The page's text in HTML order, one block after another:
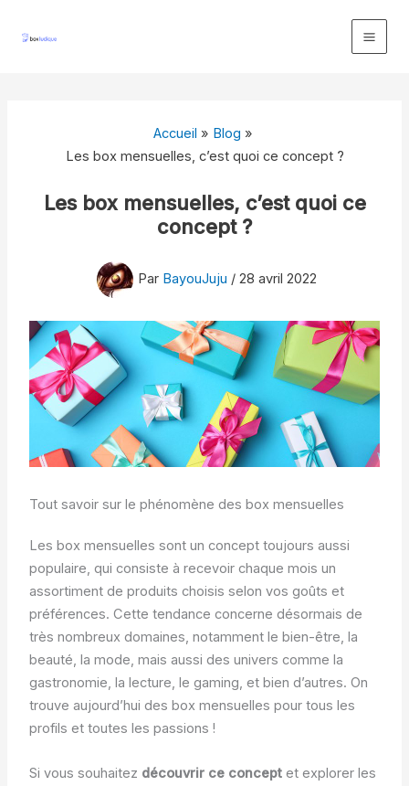
Accueil
Blog
Les box mensuelles, c’est quoi ce concept ?
Les box mensuelles, c’est quoi ce
concept ?
Par BayouJuju / 28 avril 2022
Tout savoir sur le phénomène des box mensuelles
Les box mensuelles sont un concept toujours aussi
populaire, qui consiste à recevoir chaque mois un
assortiment de produits choisis selon vos goûts et
préférences. Cette tendance concerne désormais de
très nombreux domaines, notamment le bien-être, la
beauté, la mode, mais aussi des univers comme la
gastronomie, la lecture, le gaming, et bien d’autres. On
trouve aujourd’hui des box mensuelles pour tous les
profils et toutes les passions !
Si vous souhaitez découvrir ce conceptet explorer les